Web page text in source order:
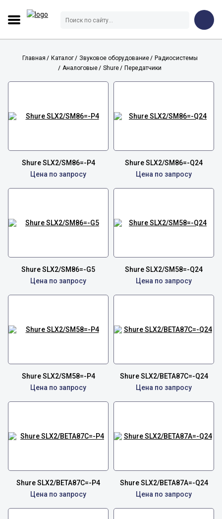
Главная Каталог Звуковое оборудование
Радиосистемы
Аналоговые
Shure Передатчики
Shure SLX2/SM86=-P4
Цена по запросу
Shure SLX2/SM86=-Q24
Цена по запросу
Shure SLX2/SM86=-G5
Цена по запросу
Shure SLX2/SM58=-Q24
Цена по запросу
Shure SLX2/SM58=-P4
Цена по запросу
Shure SLX2/BETA87C=-Q24
Цена по запросу
Shure SLX2/BETA87C=-P4
Цена по запросу
Shure SLX2/BETA87A=-Q24
Цена по запросу